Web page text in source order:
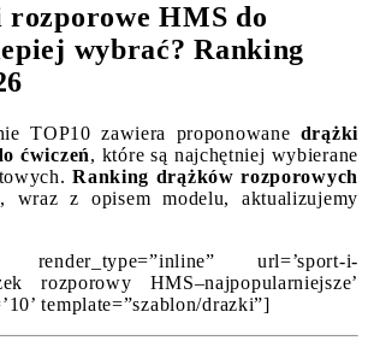
HMS do
wybrać? Ranking
TOP10 zawiera proponowane drążki
ćwiczeń, które są najchętniej wybierane
Ranking drążków rozporowych
, wraz z opisem modelu, aktualizujemy
render_type=”inline” url=’sport-i-
rozporowy HMS–najpopularniejsze’
template=”szablon/drazki”]